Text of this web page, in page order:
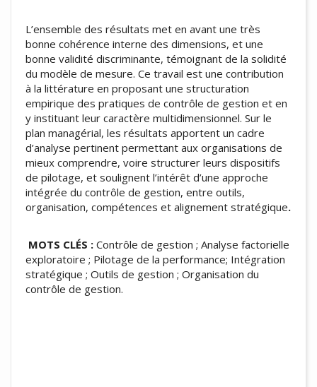
L’ensemble des résultats met en avant une très
bonne cohérence interne des dimensions, et une
bonne validité discriminante, témoignant de la solidité
du modèle de mesure. Ce travail est une contribution
à la littérature en proposant une structuration
empirique des pratiques de contrôle de gestion et en
y instituant leur caractère multidimensionnel. Sur le
plan managérial, les résultats apportent un cadre
d’analyse pertinent permettant aux organisations de
mieux comprendre, voire structurer leurs dispositifs
de pilotage, et soulignent l’intérêt d’une approche
intégrée du contrôle de gestion, entre outils,
organisation, compétences et alignement stratégique.
MOTS CLÉS : Contrôle de gestion ; Analyse factorielle
exploratoire ; Pilotage de la performance; Intégration
stratégique ; Outils de gestion ; Organisation du
contrôle de gestion.